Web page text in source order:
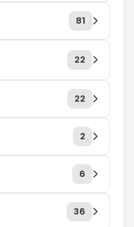
81
22
22
2
6
36